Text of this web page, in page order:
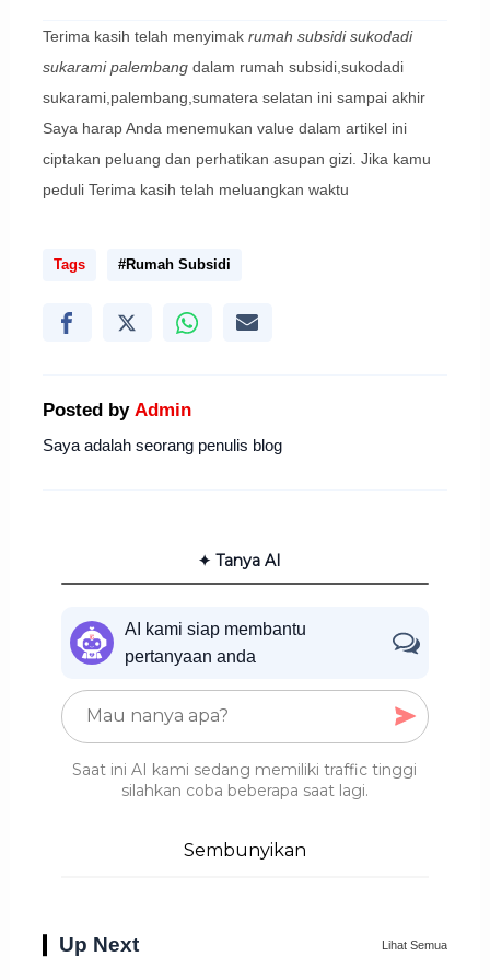
Terima kasih telah menyimak rumah subsidi sukodadi
sukarami palembangdalam rumah subsidi,sukodadi
sukarami,palembang,sumatera selatan ini sampai akhir
Saya harap Anda menemukan value dalam artikel ini
ciptakan peluang dan perhatikan asupan gizi. Jika kamu
peduli Terima kasih telah meluangkan waktu
Tags #Rumah Subsidi
Posted by Admin
Saya adalah seorang penulis blog
✦ Tanya AI
AI kami siap membantu
pertanyaan anda
Saat ini AI kami sedang memiliki traffic tinggi
silahkan coba beberapa saat lagi.
Sembunyikan
Up Next Lihat Semua